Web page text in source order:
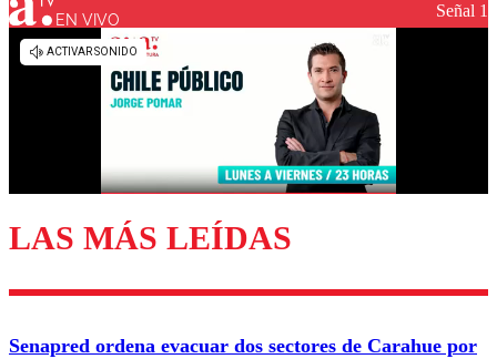
Los comentarios son moderados para garantizar un
diálogo respetuoso.
Enviar comentario
EN VIVO Señal 1
LAS MÁS LEÍDAS
Senapred ordena evacuar dos sectores de Carahue por